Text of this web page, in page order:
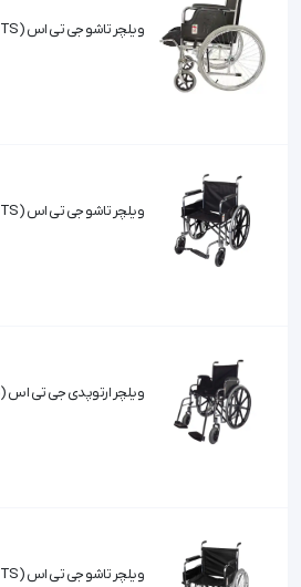
ویلچر تاشو جی تی اس (JTS) مدل 809P
ویلچر تاشو جی تی اس (JTS) مدل 809C
ویلچر ارتوپدی جی تی اس (JTS) مدل 901MB
ویلچر تاشو جی تی اس (JTS) مدل 809A